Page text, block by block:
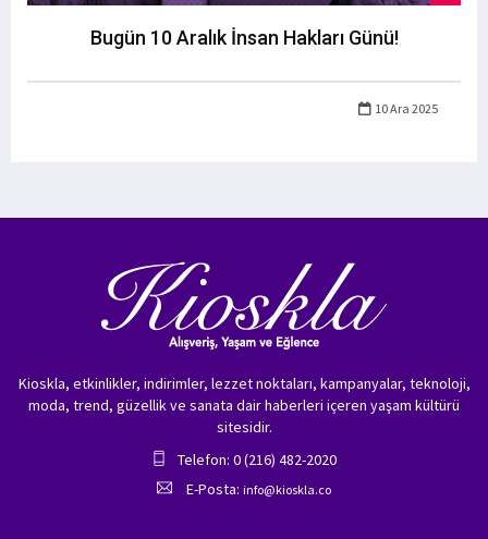
Bugün 10 Aralık İnsan Hakları Günü!
10 Ara 2025
Kioskla, etkinlikler, indirimler, lezzet noktaları, kampanyalar, teknoloji,
moda, trend, güzellik ve sanata dair haberleri içeren yaşam kültürü
sitesidir.
Telefon: 0 (216) 482-2020
E-Posta: info@kioskla.co